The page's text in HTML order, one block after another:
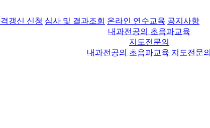
갱신 신청 심사 및 결과조회 온라인 연수교육 공지사항
내과전공의 초음파교육
지도전문의
내과전공의 초음파교육 지도전문의